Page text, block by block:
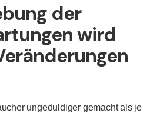
der
wird
ungeduldiger gemacht als je